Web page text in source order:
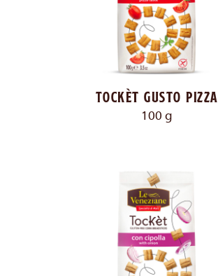
Tockèt gusto pizza
100 g